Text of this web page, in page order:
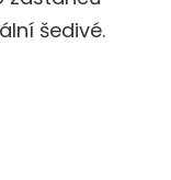
šedivé.